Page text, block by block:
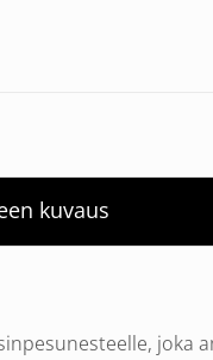
kuvaus
joka